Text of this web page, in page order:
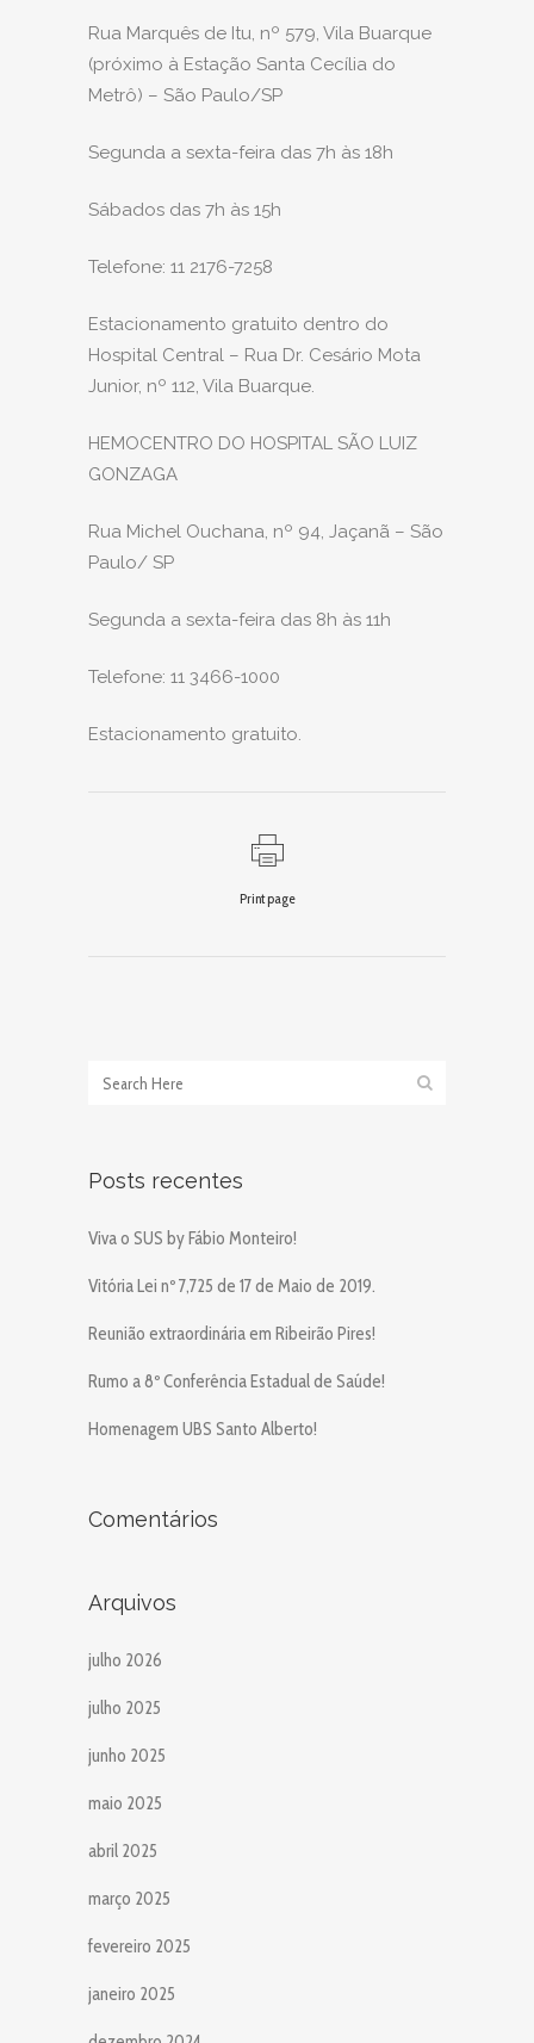
Rua Marquês de Itu, nº 579, Vila Buarque
(próximo à Estação Santa Cecília do
Metrô) – São Paulo/SP
Segunda a sexta-feira das 7h às 18h
Sábados das 7h às 15h
Telefone: 11 2176-7258
Estacionamento gratuito dentro do
Hospital Central – Rua Dr. Cesário Mota
Junior, nº 112, Vila Buarque.
HEMOCENTRO DO HOSPITAL SÃO LUIZ
GONZAGA
Rua Michel Ouchana, nº 94, Jaçanã – São
Paulo/ SP
Segunda a sexta-feira das 8h às 11h
Telefone: 11 3466-1000
Estacionamento gratuito.
Print page
Posts recentes
Viva o SUS by Fábio Monteiro!
Vitória Lei nº 7,725 de 17 de Maio de 2019.
Reunião extraordinária em Ribeirão Pires!
Rumo a 8º Conferência Estadual de Saúde!
Homenagem UBS Santo Alberto!
Comentários
Arquivos
julho 2026
julho 2025
junho 2025
maio 2025
abril 2025
março 2025
fevereiro 2025
janeiro 2025